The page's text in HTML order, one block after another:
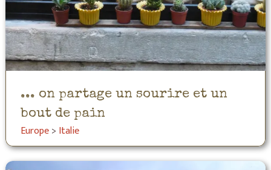
... on partage un sourire et un
bout de pain
Europe> Italie